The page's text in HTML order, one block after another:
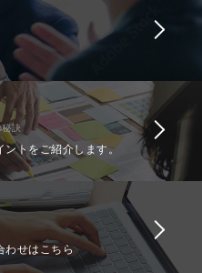
訣
ントをご紹介します。
わせはこちら